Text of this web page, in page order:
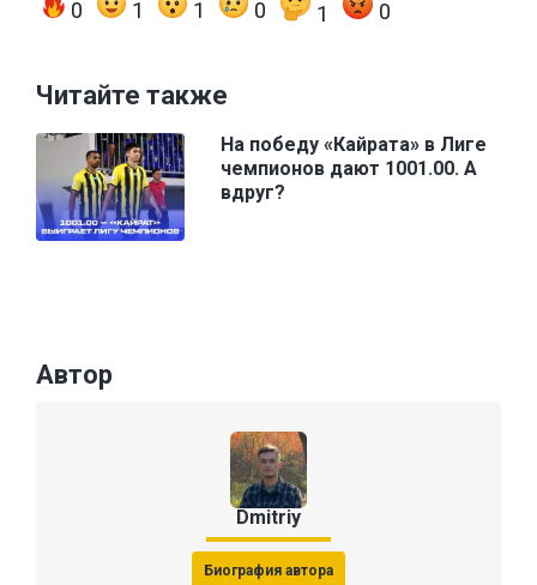
0 1 1 0 1 0
Читайте также
На победу «Кайрата» в Лиге
чемпионов дают 1001.00. А
вдруг?
Автор
Dmitriy
Биография автора